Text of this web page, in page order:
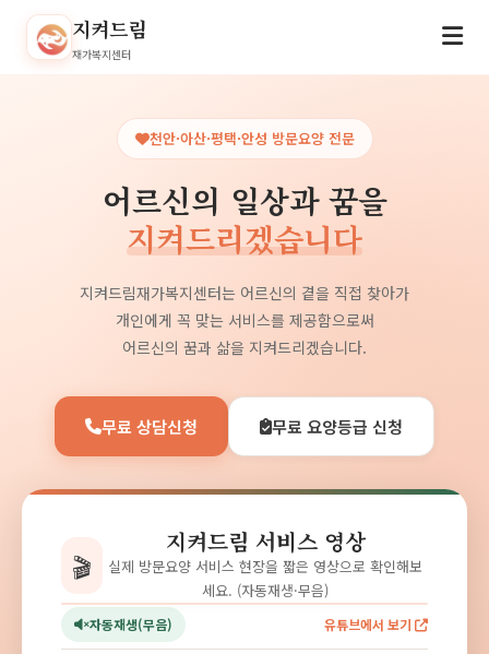
지켜드림
재가복지센터
천안·아산·평택·안성 방문요양 전문
어르신의 일상과 꿈을
지켜드리겠습니다
지켜드림재가복지센터는 어르신의 곁을 직접 찾아가
개인에게 꼭 맞는 서비스를 제공함으로써
어르신의 꿈과 삶을 지켜드리겠습니다.
무료 상담신청 무료 요양등급 신청
🎬
지켜드림 서비스 영상
실제 방문요양 서비스 현장을 짧은 영상으로 확인해보
세요. (자동재생·무음)
자동재생(무음) 유튜브에서 보기